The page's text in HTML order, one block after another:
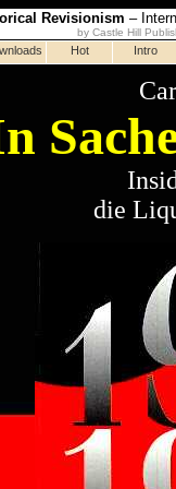
Revisionism –
by Castle Hill
die
Hot Intro